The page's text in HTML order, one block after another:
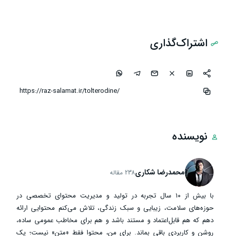
اشتراک‌گذاری
نویسنده
محمدرضا شکاری238 مقاله
با بیش از ۱۰ سال تجربه در تولید و مدیریت محتوای تخصصی در
حوزه‌های سلامت، زیبایی و سبک زندگی، تلاش می‌کنم محتوایی ارائه
دهم که هم قابل‌اعتماد و مستند باشد و هم برای مخاطب عمومی ساده،
روشن و کاربردی باقی بماند. برای من، محتوا فقط «متن» نیست؛ یک